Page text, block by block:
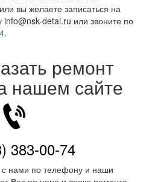
вы желаете записаться на
detal.ru или звоните по
.
ремонт
нашем сайте
383-00-74
с нами по телефону и наши